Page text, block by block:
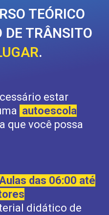
TEÓRICO
DE TRÂNSITO
.
estar
autoescola
que você possa
das 06:00 até
didático de